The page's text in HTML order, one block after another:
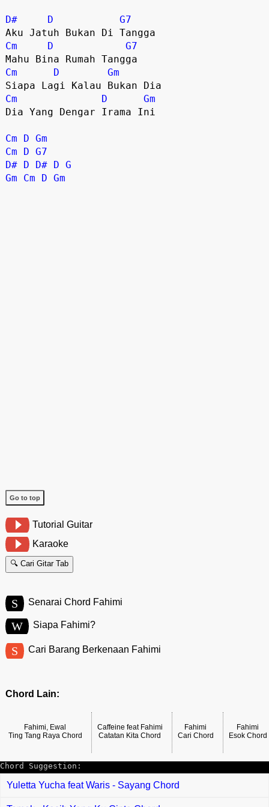
D# D
G7
Cm
D
G7
Cm
D
Gm
Cm
D
Gm
Dia Yang Dengar Irama Ini
Cm D Gm
Cm
D G7
D# D D# D G
Gm
Cm D Gm
Go to top
Tutorial Guitar
Karaoke
🔍 Cari Gitar Tab
S Senarai Chord Fahimi
W Siapa Fahimi?
S Cari Barang Berkenaan Fahimi
Chord Lain:
Fahimi, Ewal
Ting Tang Raya Chord
Caffeine feat Fahimi
Catatan Kita Chord
Fahimi
Cari Chord
Fahimi
Esok Chord
Chord Suggestion:
Yuletta Yucha feat Waris - Sayang Chord